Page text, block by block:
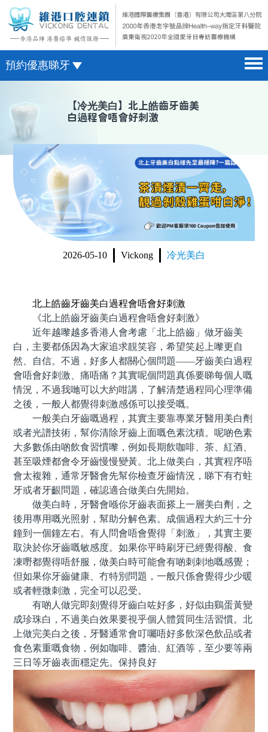
預約優惠睇牙
醫院簡介 hospital introduction
醫生介紹 doctor introduction
醫療新聞 medical news
種植牙 dental implant
箍牙 orthodontics
收費標準 change standard
微信預約
WhatsApp預約
【冷光美白】北上皓齒牙齒美
白過程會唔會好刺激
2026-05-10 Vickong 冷光美白
北上皓齒牙齒美白過程會唔會好刺激
《北上皓齒牙齒美白過程會唔會好刺激》
近年越嚟越多香港人會考慮「北上皓齒」做牙齒美
白，主要都係因為大家追求靚笑容，希望笑起上嚟更自
然、自信。不過，好多人都關心個問題——牙齒美白過程
會唔會好刺激、痛唔痛？其實呢個問題真係要睇每個人嘅
情況，不過我哋可以大約咁講，了解清楚過程同心理準備
之後，一般人都覺得刺激感係可以接受嘅。
一般美白牙齒嘅過程，其實主要靠專業牙醫用美白劑
或者光譜技術，幫你清除牙齒上面嘅色素沈積。呢啲色素
大多數係由啲飲食習慣嚟，例如長期飲咖啡、茶、紅酒、
甚至吸煙都會令牙齒慢慢變黃。北上做美白，其實程序唔
會太複雜，通常牙醫會先幫你檢查牙齒情況，睇下有冇蛀
牙或者牙齦問題，確認適合做美白先開始。
做美白時，牙醫會喺你牙齒表面搽上一層美白劑，之
後用專用嘅光照射，幫助分解色素。成個過程大約三十分
鐘到一個鐘左右。有人問會唔會覺得「刺激」，其實主要
取決於你牙齒嘅敏感度。如果你平時刷牙已經覺得酸、食
凍嘢都覺得唔舒服，做美白時可能會有啲刺刺地嘅感覺；
但如果你牙齒健康、冇特別問題，一般只係會覺得少少暖
或者輕微刺激，完全可以忍受。
有啲人做完即刻覺得牙齒白咗好多，好似由鷄蛋黃變
成珍珠白，不過美白效果要視乎個人體質同生活習慣。北
上做完美白之後，牙醫通常會叮囑唔好多飲深色飲品或者
食色素重嘅食物，例如咖啡、醬油、紅酒等，至少要等兩
三日等牙齒表面穩定先。保持良好